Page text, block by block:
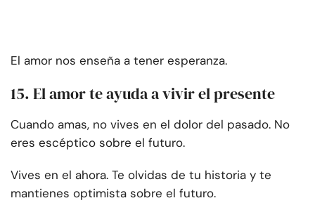
El amor nos enseña a tener esperanza.
15. El amor te ayuda a vivir el presente
Cuando amas, no vives en el dolor del pasado. No
eres escéptico sobre el futuro.
Vives en el ahora. Te olvidas de tu historia y te
mantienes optimista sobre el futuro.